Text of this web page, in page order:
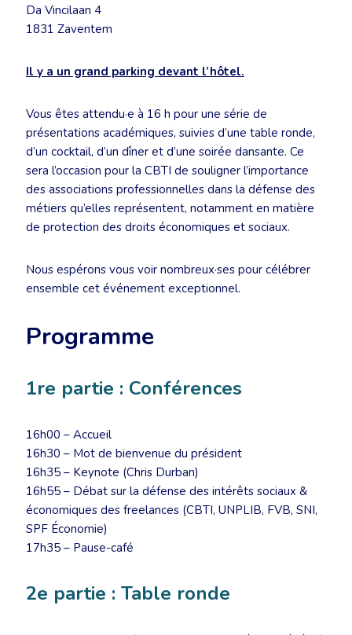
Da Vincilaan 4
1831 Zaventem
Il y a un grand parking devant l’hôtel.
Vous êtes attendu·e à 16 h pour une série de
présentations académiques, suivies d’une table ronde,
d’un cocktail, d’un dîner et d’une soirée dansante. Ce
sera l’occasion pour la CBTI de souligner l’importance
des associations professionnelles dans la défense des
métiers qu’elles représentent, notamment en matière
de protection des droits économiques et sociaux.
Nous espérons vous voir nombreux·ses pour célébrer
ensemble cet événement exceptionnel.
Programme
1re partie : Conférences
16h00 – Accueil
16h30 – Mot de bienvenue du président
16h35 – Keynote (Chris Durban)
16h55 – Débat sur la défense des intérêts sociaux &
économiques des freelances (CBTI, UNPLIB, FVB, SNI,
SPF Économie)
17h35 – Pause-café
2e partie : Table ronde